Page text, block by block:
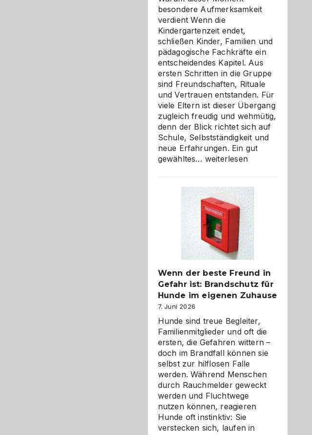
besondere Aufmerksamkeit
verdient Wenn die
Kindergartenzeit endet,
schließen Kinder, Familien und
pädagogische Fachkräfte ein
entscheidendes Kapitel. Aus
ersten Schritten in die Gruppe
sind Freundschaften, Rituale
und Vertrauen entstanden. Für
viele Eltern ist dieser Übergang
zugleich freudig und wehmütig,
denn der Blick richtet sich auf
Schule, Selbstständigkeit und
neue Erfahrungen. Ein gut
gewähltes… Abschied
Kita
bewusst
und
herzlich
gestalten
weiterlesen
Wenn der beste Freund in
Gefahr ist: Brandschutz für
Hunde im eigenen Zuhause
7. Juni 2026
Hunde sind treue Begleiter,
Familienmitglieder und oft die
ersten, die Gefahren wittern –
doch im Brandfall können sie
selbst zur hilflosen Falle
werden. Während Menschen
durch Rauchmelder geweckt
werden und Fluchtwege
nutzen können, reagieren
Hunde oft instinktiv: Sie
verstecken sich, laufen in